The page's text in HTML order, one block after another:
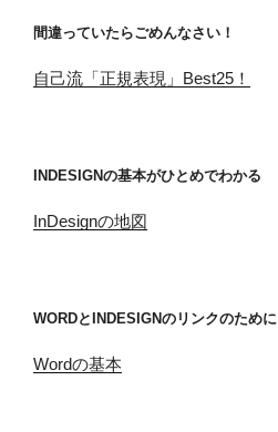
間違っていたらごめんなさい！
自己流「正規表現」Best25！
INDESIGNの基本がひとめでわかる
InDesignの地図
WORDとINDESIGNのリンクのために
Wordの基本